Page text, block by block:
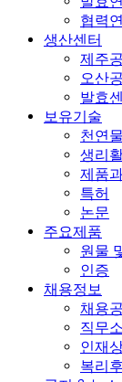
협력
생산센터
제주
오산
발효
보유기술
천연
생리
제품
특허
논문
주요제품
원물
인증
채용정보
채용
직무
인재
복리